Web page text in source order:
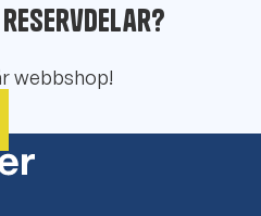
reservdelar?
webbshop!